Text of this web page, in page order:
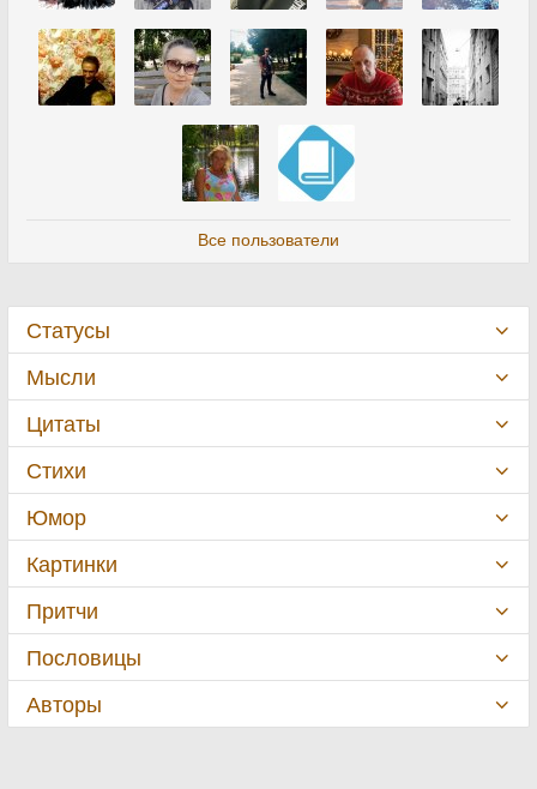
Все пользователи
Статусы
Мысли
Цитаты
Стихи
Юмор
Картинки
Притчи
Пословицы
Авторы